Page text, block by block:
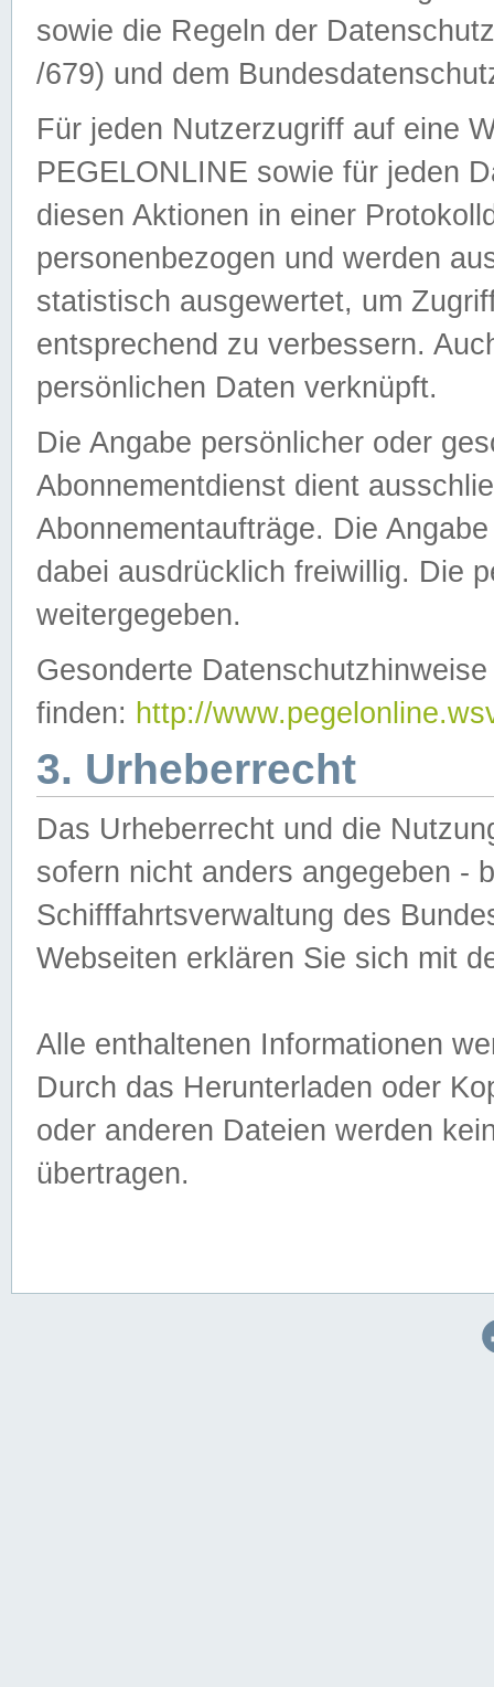
sowie die Regeln der
/679) und dem
Für jeden Nutzerzugriff auf eine
PEGELONLINE sowie für jeden
diesen Aktionen in einer
personenbezogen und werden
statistisch ausgewertet, um
entsprechend zu verbessern.
persönlichen Daten verknüpft.
Die Angabe persönlicher oder
Abonnementdienst dient
Abonnementaufträge. Die
dabei ausdrücklich freiwillig. Die
weitergegeben.
Gesonderte
finden: http://
3. Urheberrecht
Das Urheberrecht und die
sofern nicht anders angegeben -
Schifffahrtsverwaltung des
Webseiten erklären Sie sich mit
Alle enthaltenen Informationen
Durch das Herunterladen oder
oder anderen Dateien werden
übertragen.